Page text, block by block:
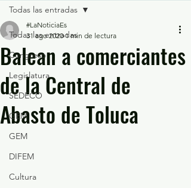
Todas las entradas
Congreso
Legislatura
SEDECO
GEM
GEM
DIFEM
Cultura
Todas las entradas
Balean a comerciantes
de la Central de
Abasto de Toluca
#LaNoticiaEs
31 ago 2020 1 min de lectura